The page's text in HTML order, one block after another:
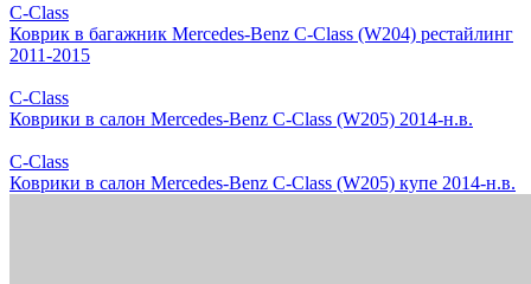
C-Class
Коврик в багажник Mercedes-Benz C-Class (W204) рестайлинг
2011-2015
C-Class
Коврики в салон Mercedes-Benz C-Class (W205) 2014-н.в.
C-Class
Коврики в салон Mercedes-Benz C-Class (W205) купе 2014-н.в.